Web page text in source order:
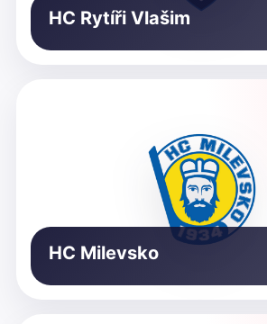
HC Rytíři Vlašim
HC Milevsko